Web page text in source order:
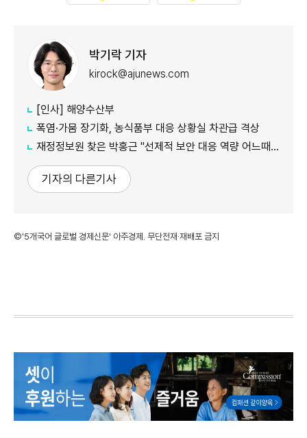
박기락 기자
kirock@ajunews.com
[인사] 해양수산부
폭염·가뭄 장기화, 농식품부 대응 상황실 차관급 격상
재정정보원 찾은 박홍근 "선제적 보안 대응 역량 어느때보다 중요"
기자의 다른기사
©'5개국어 글로벌 경제신문' 아주경제. 무단전재·재배포 금지